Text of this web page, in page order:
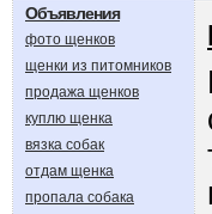
Объявления
фото щенков
щенки из питомников
продажа щенков
куплю щенка
вязка собак
отдам щенка
пропала собака